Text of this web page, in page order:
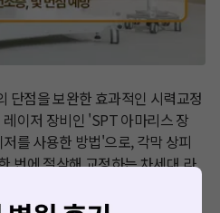
단점을 보완한 효과적인 시력교정
이저 장비인 'SPT 아마리스 장
를 사용한 방법'으로, 각막 상피
번에 절삭해 교정하는 차세대 라
분들에게도 추천드릴 수 있는